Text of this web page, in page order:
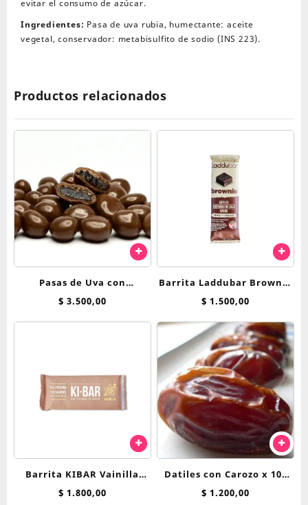
evitar el consumo de azúcar.
Ingredientes: Pasa de uva rubia, humectante: aceite
vegetal, conservador: metabisulfito de sodio (INS 223).
Productos relacionados
Pasas de Uva con
Chocolate x 100 grs
$ 3.500,00
Barrita Laddubar Brownie
30 g
$ 1.500,00
Barrita KIBAR Vainilla
Proteica
$ 1.800,00
Datiles con Carozo x 100
grs
$ 1.200,00